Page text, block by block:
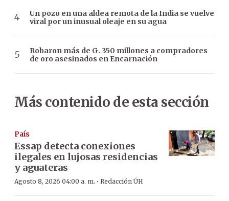
Un pozo en una aldea remota de la India se vuelve
viral por un inusual oleaje en su agua
Robaron más de G. 350 millones a compradores
de oro asesinados en Encarnación
Más contenido de esta sección
País
Essap detecta conexiones
ilegales en lujosas residencias
y aguateras
Agosto 8, 2026 04:00 a. m. · Redacción ÚH